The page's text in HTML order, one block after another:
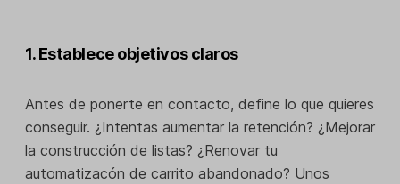
1. Establece objetivos claros
Antes de ponerte en contacto, define lo que quieres
conseguir. ¿Intentas aumentar la retención? ¿Mejorar
la construcción de listas? ¿Renovar tu
automatizacón de carrito abandonado? Unos